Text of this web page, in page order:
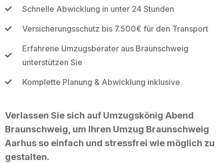
Schnelle Abwicklung in unter 24 Stunden
Versicherungsschutz bis 7.500€ für den Transport
Erfahrene Umzugsberater aus Braunschweig
unterstützen Sie
Komplette Planung & Abwicklung inklusive
Verlassen Sie sich auf Umzugskönig Abend
Braunschweig, um Ihren Umzug Braunschweig
Aarhus so einfach und stressfrei wie möglich zu
gestalten.